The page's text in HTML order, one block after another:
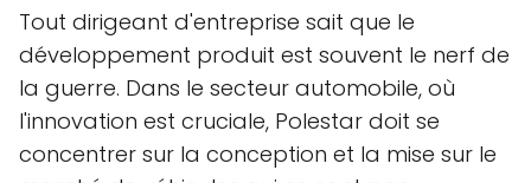
Tout dirigeant d'entreprise sait que le
développement produit est souvent le nerf de
la guerre. Dans le secteur automobile, où
l'innovation est cruciale, Polestar doit se
concentrer sur la conception et la mise sur le